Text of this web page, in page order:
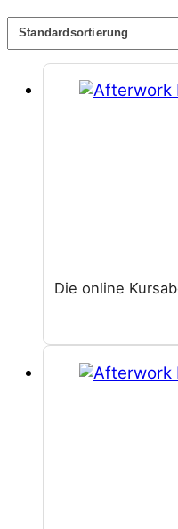
Die online